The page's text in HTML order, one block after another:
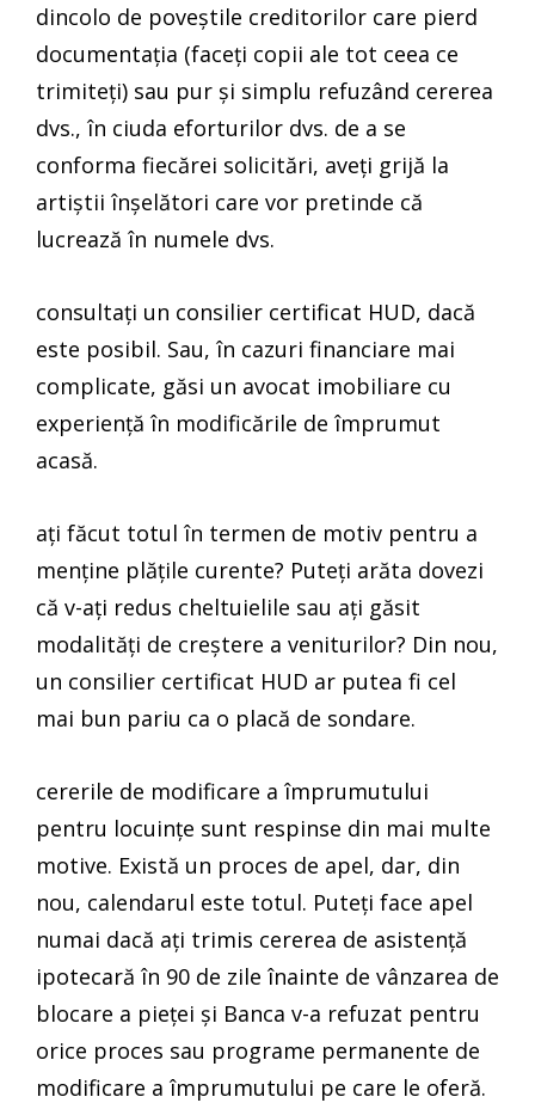
dincolo de poveștile creditorilor care pierd
documentația (faceți copii ale tot ceea ce
trimiteți) sau pur și simplu refuzând cererea
dvs., în ciuda eforturilor dvs. de a se
conforma fiecărei solicitări, aveți grijă la
artiștii înșelători care vor pretinde că
lucrează în numele dvs.
consultați un consilier certificat HUD, dacă
este posibil. Sau, în cazuri financiare mai
complicate, găsi un avocat imobiliare cu
experiență în modificările de împrumut
acasă.
ați făcut totul în termen de motiv pentru a
menține plățile curente? Puteți arăta dovezi
că v-ați redus cheltuielile sau ați găsit
modalități de creștere a veniturilor? Din nou,
un consilier certificat HUD ar putea fi cel
mai bun pariu ca o placă de sondare.
cererile de modificare a împrumutului
pentru locuințe sunt respinse din mai multe
motive. Există un proces de apel, dar, din
nou, calendarul este totul. Puteți face apel
numai dacă ați trimis cererea de asistență
ipotecară în 90 de zile înainte de vânzarea de
blocare a pieței și Banca v-a refuzat pentru
orice proces sau programe permanente de
modificare a împrumutului pe care le oferă.